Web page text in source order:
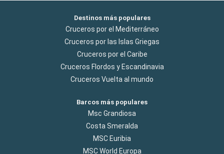
Destinos más populares
Cruceros por el Mediterráneo
Cruceros por las Islas Griegas
Cruceros por el Caribe
Cruceros Flordos y Escandinavia
Cruceros Vuelta al mundo
Barcos más populares
Msc Grandiosa
Costa Smeralda
MSC Euribia
MSC World Europa